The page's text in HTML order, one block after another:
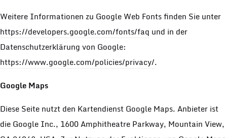
Weitere Informationen zu Google Web Fonts finden Sie unter
https://developers.google.com/fonts/faq und in der
Datenschutzerklärung von Google:
https://www.google.com/policies/privacy/.
Google Maps
Diese Seite nutzt den Kartendienst Google Maps. Anbieter ist
die Google Inc., 1600 Amphitheatre Parkway, Mountain View,